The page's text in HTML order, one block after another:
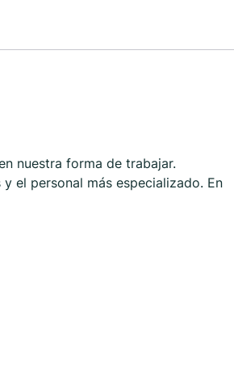
nuestra forma de trabajar.
el personal más especializado. En